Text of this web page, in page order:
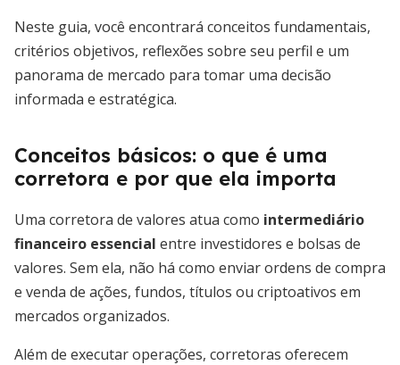
Neste guia, você encontrará conceitos fundamentais,
critérios objetivos, reflexões sobre seu perfil e um
panorama de mercado para tomar uma decisão
informada e estratégica.
Conceitos básicos: o que é uma
corretora e por que ela importa
Uma corretora de valores atua como intermediário
financeiro essencial entre investidores e bolsas de
valores. Sem ela, não há como enviar ordens de compra
e venda de ações, fundos, títulos ou criptoativos em
mercados organizados.
Além de executar operações, corretoras oferecem